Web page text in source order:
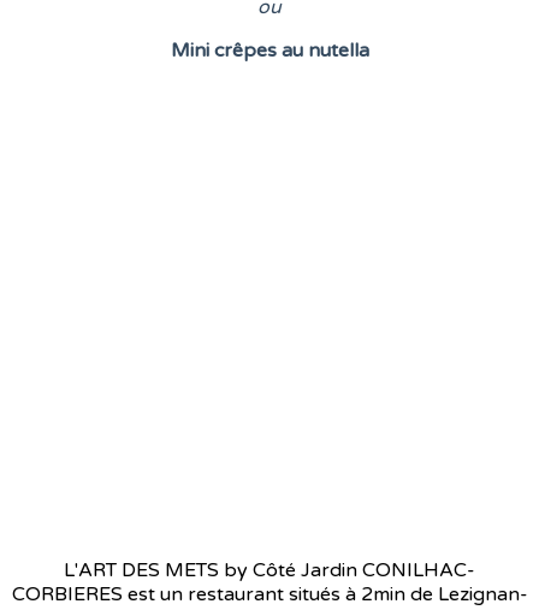
ou
Mini crêpes au nutella
L'ART DES METS by Côté Jardin CONILHAC-
CORBIERES est un restaurant situés à 2min de Lezignan-